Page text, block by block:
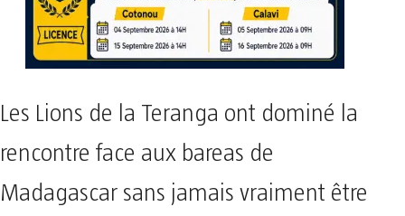
Les Lions de la Teranga ont dominé la
rencontre face aux bareas de
Madagascar sans jamais vraiment être